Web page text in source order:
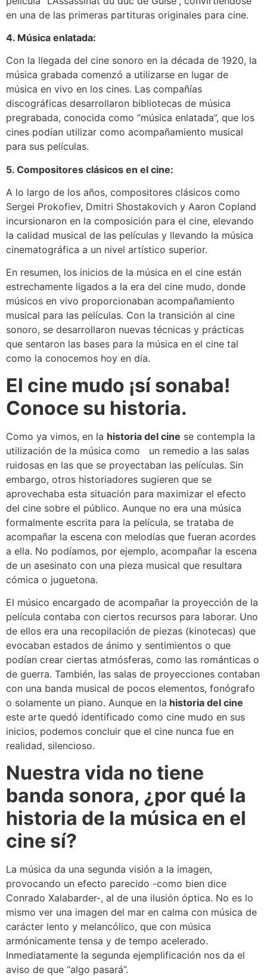
en una de las primeras partituras originales para cine.
4. Música enlatada:
Con la llegada del cine sonoro en la década de 1920, la
música grabada comenzó a utilizarse en lugar de
música en vivo en los cines. Las compañías
discográficas desarrollaron bibliotecas de música
pregrabada, conocida como “música enlatada”, que los
cines podían utilizar como acompañamiento musical
para sus películas.
5. Compositores clásicos en el cine:
A lo largo de los años, compositores clásicos como
Sergei Prokofiev, Dmitri Shostakovich y Aaron Copland
incursionaron en la composición para el cine, elevando
la calidad musical de las películas y llevando la música
cinematográfica a un nivel artístico superior.
En resumen, los inicios de la música en el cine están
estrechamente ligados a la era del cine mudo, donde
músicos en vivo proporcionaban acompañamiento
musical para las películas. Con la transición al cine
sonoro, se desarrollaron nuevas técnicas y prácticas
que sentaron las bases para la música en el cine tal
como la conocemos hoy en día.
El cine mudo ¡sí sonaba!
Conoce su historia.
Como ya vimos, en la historia del cine se contempla la
utilización de la música como un remedio a las salas
ruidosas en las que se proyectaban las películas. Sin
embargo, otros historiadores sugieren que se
aprovechaba esta situación para maximizar el efecto
del cine sobre el público. Aunque no era una música
formalmente escrita para la película, se trataba de
acompañar la escena con melodías que fueran acordes
a ella. No podíamos, por ejemplo, acompañar la escena
de un asesinato con una pieza musical que resultara
cómica o juguetona.
El músico encargado de acompañar la proyección de la
película contaba con ciertos recursos para laborar. Uno
de ellos era una recopilación de piezas (kinotecas) que
evocaban estados de ánimo y sentimientos o que
podían crear ciertas atmósferas, como las románticas o
de guerra. También, las salas de proyecciones contaban
con una banda musical de pocos elementos, fonógrafo
o solamente un piano. Aunque en la historia del cine
este arte quedó identificado como cine mudo en sus
inicios, podemos concluir que el cine nunca fue en
realidad, silencioso.
Nuestra vida no tiene
banda sonora, ¿por qué la
historia de la música en el
cine sí?
La música da una segunda visión a la imagen,
provocando un efecto parecido -como bien dice
Conrado Xalabarder-, al de una ilusión óptica. No es lo
mismo ver una imagen del mar en calma con música de
carácter lento y melancólico, que con música
armónicamente tensa y de tempo acelerado.
Inmediatamente la segunda ejemplificación nos da el
aviso de que “algo pasará”.